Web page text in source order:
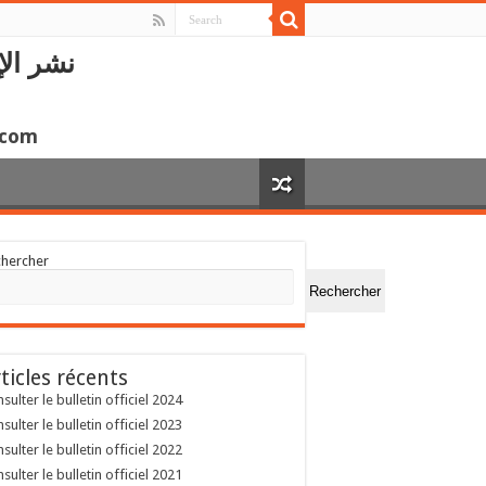
نشر
Rechercher
récents
le bulletin officiel 2024
le bulletin officiel 2023
le bulletin officiel 2022
le bulletin officiel 2021